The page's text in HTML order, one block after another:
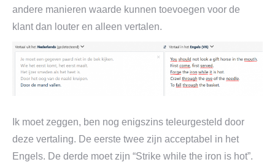
andere manieren waarde kunnen toevoegen voor de
klant dan louter en alleen vertalen.
Ik moet zeggen, ben nog enigszins teleurgesteld door
deze vertaling. De eerste twee zijn acceptabel in het
Engels. De derde moet zijn “Strike while the iron is hot”.